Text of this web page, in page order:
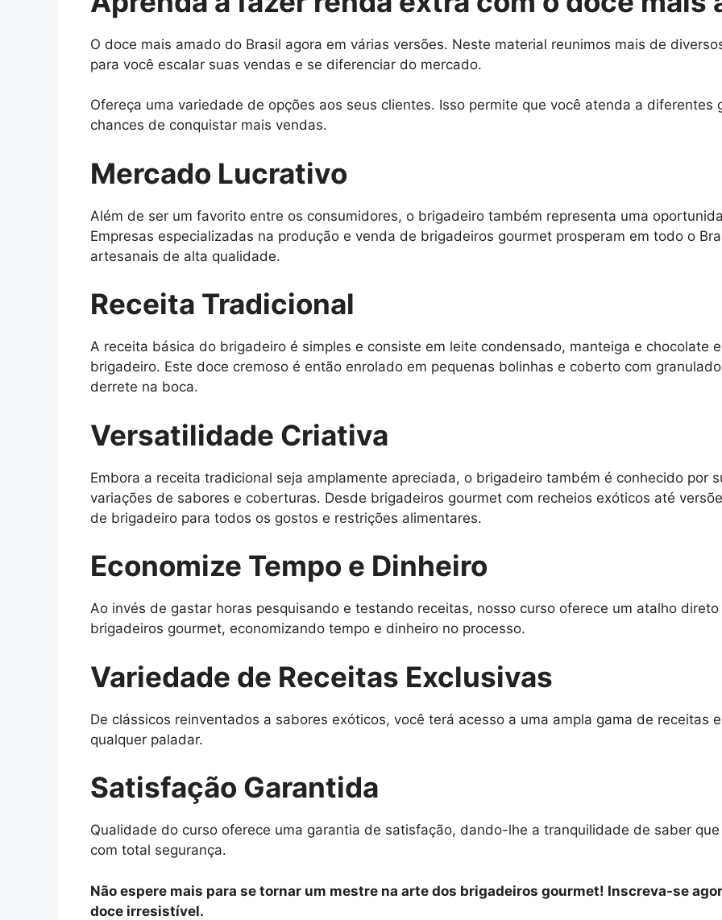
O doce mais amado do Brasil agora em várias versões. Neste material reunimos mais de
para você escalar suas vendas e se diferenciar do mercado.
Ofereça uma variedade de opções aos seus clientes. Isso permite que você atenda a
chances de conquistar mais vendas.
Mercado Lucrativo
Além de ser um favorito entre os consumidores, o brigadeiro também representa uma
Empresas especializadas na produção e venda de brigadeiros gourmet prosperam em todo o
artesanais de alta qualidade.
Receita Tradicional
A receita básica do brigadeiro é simples e consiste em leite condensado, manteiga e chocolate
brigadeiro. Este doce cremoso é então enrolado em pequenas bolinhas e coberto com
derrete na boca.
Versatilidade Criativa
Embora a receita tradicional seja amplamente apreciada, o brigadeiro também é conhecido por
variações de sabores e coberturas. Desde brigadeiros gourmet com recheios exóticos até
de brigadeiro para todos os gostos e restrições alimentares.
Economize Tempo e Dinheiro
Ao invés de gastar horas pesquisando e testando receitas, nosso curso oferece um atalho
brigadeiros gourmet, economizando tempo e dinheiro no processo.
Variedade de Receitas Exclusivas
De clássicos reinventados a sabores exóticos, você terá acesso a uma ampla gama de receitas
qualquer paladar.
Satisfação Garantida
Qualidade do curso oferece uma garantia de satisfação, dando-lhe a tranquilidade de saber
com total segurança.
Não espere mais para se tornar um mestre na arte dos brigadeiros gourmet! Inscreva-se
doce irresistível.